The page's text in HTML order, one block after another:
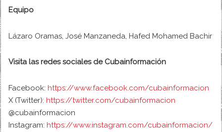
Equipo
Lázaro Oramas, José Manzaneda, Hafed Mohamed Bachir
Visita las redes sociales de Cubainformación
Facebook:https://www.facebook.com/cubainformacion
X (Twitter):https://twitter.com/cubainformacion
@cubainformacion
Instagram:https://www.instagram.com/cubainformacion/